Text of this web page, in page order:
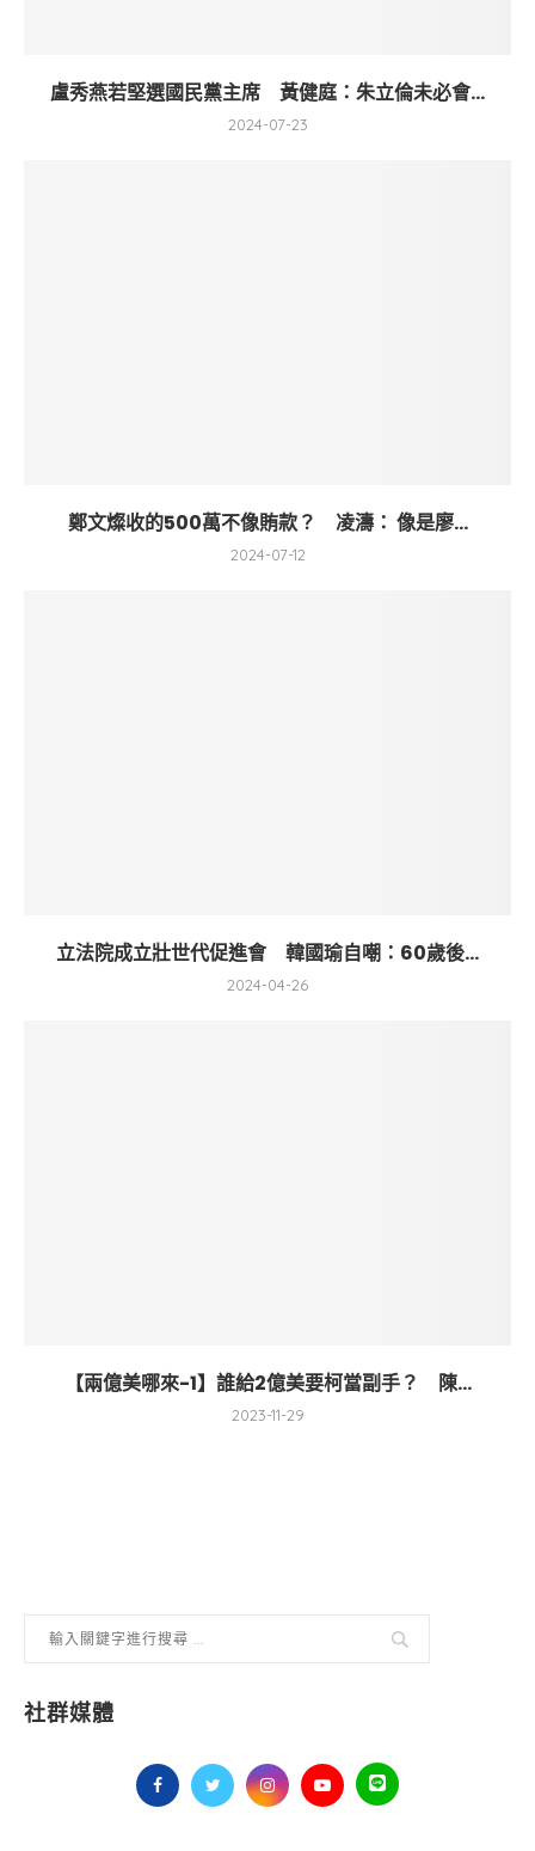
盧秀燕若堅選國民黨主席 黃健庭：朱立倫未必會...
2024-07-23
鄭文燦收的500萬不像賄款？ 凌濤： 像是廖...
2024-07-12
立法院成立壯世代促進會 韓國瑜自嘲：60歲後...
2024-04-26
【兩億美哪來-1】誰給2億美要柯當副手？ 陳...
2023-11-29
社群媒體